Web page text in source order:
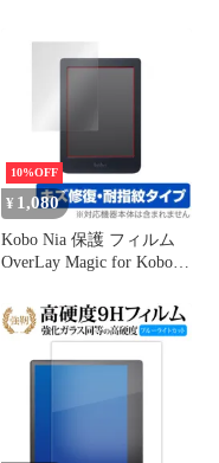
ーライク フィルム
10%OFF
¥ 1,080
Kobo Nia 保護 フィルム
OverLay Magic for Kobo
指紋 防指紋 コーティン
グ 楽天コボ KoboNia コ